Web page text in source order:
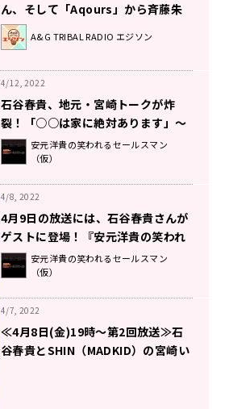
ん、そして「Aqours」から斉藤朱
夏さん＆小林愛香さんが登場！エジ
ソン4月16日
A&G TRIBAL RADIO エジソン
4/12, 2022
石谷春貴、地元・宮崎トークが炸
裂！「○○は家に絶対あります」～
4月9 日「安元洋貴の笑われるセール
スマン（仮）」
安元洋貴の笑われるセールスマン
（仮）
4/8, 2022
4月9日の放送には、石谷春貴さんが
ゲストに登場！『安元洋貴の笑われ
るセールスマン（仮）』
安元洋貴の笑われるセールスマン
（仮）
4/7, 2022
≪4月8日(金)19時～第2回放送≫石
谷春貴とSHIN（MADKID）の宮崎い